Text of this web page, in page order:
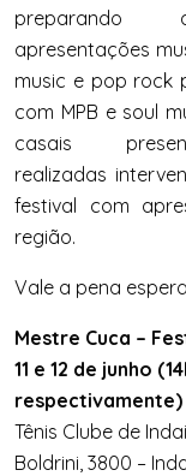
apresentações
music e pop rock
com MPB e soul
casais
realizadas
festival com
região.
Vale a pena
Mestre Cuca –
11 e 12 de junho
respectivamente)
Tênis Clube de
Boldrini, 3800 –